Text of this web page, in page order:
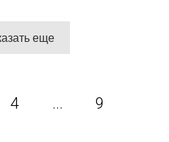
еще
4 ...
9